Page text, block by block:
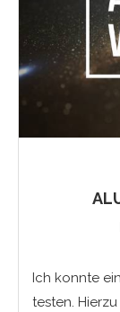
Ich konnte
testen.